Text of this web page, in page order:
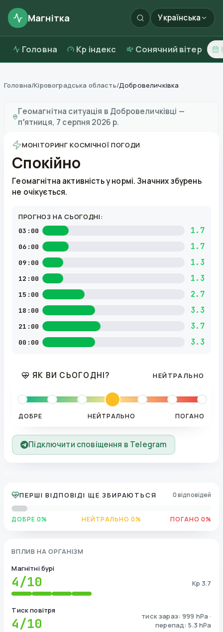
Магнітка Українська
Головна Kp індекс Сонячний вітер
Головна/Кіровоградська область/Добровеличківка
Геомагнітна ситуація в Добровеличківці —
пʼятниця, 7 серпня 2026 р.
МОНІТОРИНГ КОСМІЧНОЇ ПОГОДИ
Спокійно
Геомагнітна активність у нормі. Значних збурень
не очікується.
ПРОГНОЗ НА СЬОГОДНІ:
03:00 1.7
06:00 1.7
09:00 1.3
12:00 1.3
15:00 2.7
18:00 3.3
21:00 3.7
00:00 3.3
ЯК ВИ СЬОГОДНІ? НЕЙТРАЛЬНО
ДОБРЕ НЕЙТРАЛЬНО ПОГАНО
Підключити сповіщення в Telegram
ПЕРШІ ВІДПОВІДІ ЩЕ ЗБИРАЮТЬСЯ 0 відповідей
ДОБРЕ 0% НЕЙТРАЛЬНО 0% ПОГАНО 0%
ВПЛИВ НА ОРГАНІЗМ
Магнітні бурі
4/10 Kp 3.7
Тиск повітря
4/10
тиск зараз: 999 hPa ·
перепад: 5.3 hPa